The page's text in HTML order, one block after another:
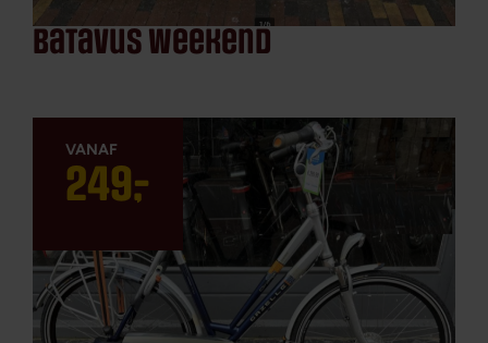
batavus weekend
249,
-